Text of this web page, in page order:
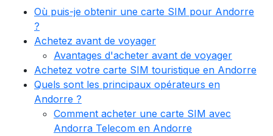
Où puis-je obtenir une carte SIM pour Andorre
?
Achetez avant de voyager
Avantages d'acheter avant de voyager
Achetez votre carte SIM touristique en Andorre
Quels sont les principaux opérateurs en
Andorre ?
Comment acheter une carte SIM avec
Andorra Telecom en Andorre